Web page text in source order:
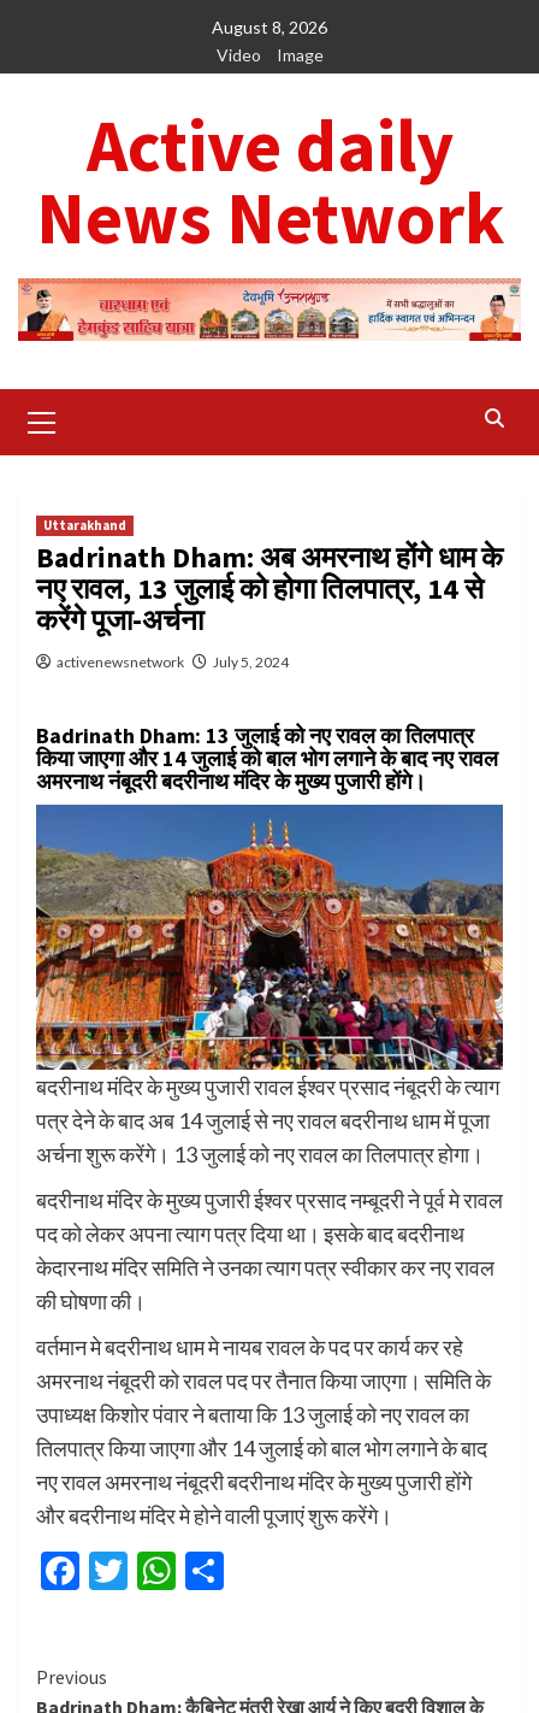
content
August 8, 2026
Video
Image
Active daily
News Network
Menu
Uttarakhand
Badrinath Dham: अब अमरनाथ होंगे धाम के
नए रावल, 13 जुलाई को होगा तिलपात्र, 14 से
करेंगे पूजा-अर्चना
activenewsnetwork July 5, 2024
Badrinath Dham: 13 जुलाई को नए रावल का तिलपात्र
किया जाएगा और 14 जुलाई को बाल भोग लगाने के बाद नए रावल
अमरनाथ नंबूदरी बदरीनाथ मंदिर के मुख्य पुजारी होंगे।
बदरीनाथ मंदिर के मुख्य पुजारी रावल ईश्वर प्रसाद नंबूदरी के त्याग
पत्र देने के बाद अब 14 जुलाई से नए रावल बदरीनाथ धाम में पूजा
अर्चना शुरू करेंगे। 13 जुलाई को नए रावल का तिलपात्र होगा।
बदरीनाथ मंदिर के मुख्य पुजारी ईश्वर प्रसाद नम्बूदरी ने पूर्व मे रावल
पद को लेकर अपना त्याग पत्र दिया था। इसके बाद बदरीनाथ
केदारनाथ मंदिर समिति ने उनका त्याग पत्र स्वीकार कर नए रावल
की घोषणा की।
वर्तमान मे बदरीनाथ धाम मे नायब रावल के पद पर कार्य कर रहे
अमरनाथ नंबूदरी को रावल पद पर तैनात किया जाएगा। समिति के
उपाध्यक्ष किशोर पंवार ने बताया कि 13 जुलाई को नए रावल का
तिलपात्र किया जाएगा और 14 जुलाई को बाल भोग लगाने के बाद
नए रावल अमरनाथ नंबूदरी बदरीनाथ मंदिर के मुख्य पुजारी होंगे
और बदरीनाथ मंदिर मे होने वाली पूजाएं शुरू करेंगे।
Facebook
TwitterWhatsApp
Continue
Previous
Badrinath Dham: कैबिनेट मंत्री रेखा आर्य ने किए बदरी विशाल के